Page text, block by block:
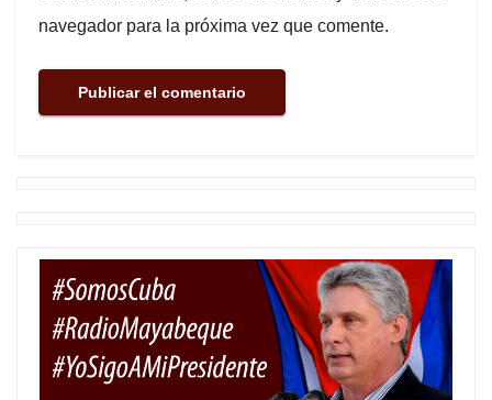
navegador para la próxima vez que comente.